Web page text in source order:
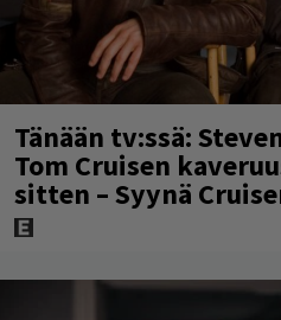
Tänään tv:ssä:
Tom Cruisen
sitten – Syynä